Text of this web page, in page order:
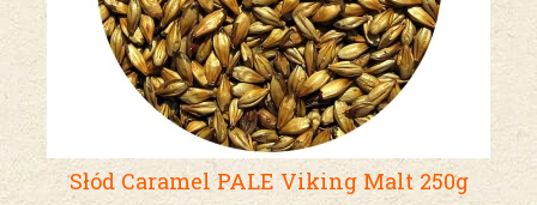
Słód Caramel PALE Viking Malt 250g